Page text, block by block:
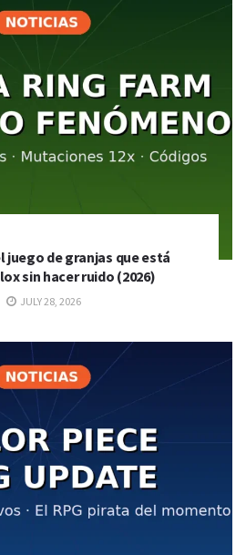
juego de granjas que está
sin hacer ruido (2026)
JULY 28, 2026